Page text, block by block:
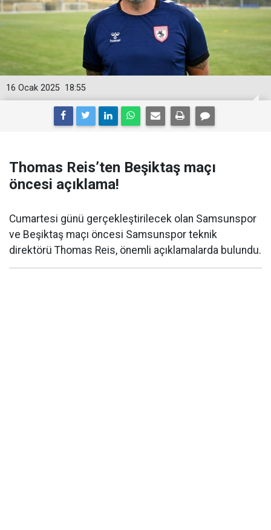
18:55
16 Ocak 2025
Thomas Reis’ten Beşiktaş maçı
öncesi açıklama!
Cumartesi günü gerçekleştirilecek olan Samsunspor
ve Beşiktaş maçı öncesi Samsunspor teknik
direktörü Thomas Reis, önemli açıklamalarda bulundu.